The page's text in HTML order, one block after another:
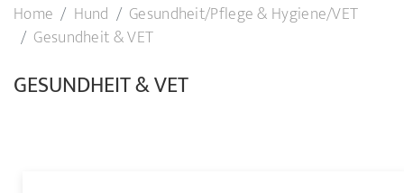
Home Hund
Gesundheit/Pflege & Hygiene/VET
Gesundheit & VET
GESUNDHEIT & VET